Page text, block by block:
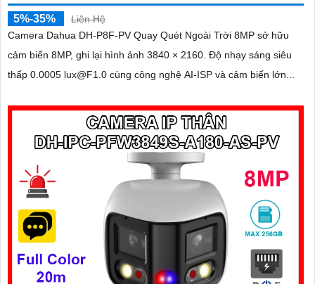
5%-35%
Liên Hệ
Camera Dahua DH-P8F-PV Quay Quét Ngoài Trời 8MP sở hữu
cảm biến 8MP, ghi lại hình ảnh 3840 × 2160. Độ nhạy sáng siêu
thấp 0.0005 lux@F1.0 cùng công nghệ AI-ISP và cảm biến lớn...